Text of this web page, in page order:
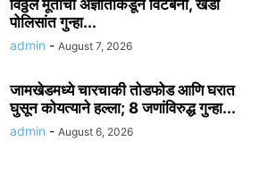
विठ्ठल मूर्तीची अज्ञातांकडून विटंबना, खर्डा
पोलिसांत गुन्हा...
admin - August 7, 2026
जामखेडमध्ये चारचाकी तोडफोड आणि घरात
घुसून कोयत्याने हल्ला; 8 जणांविरुद्ध गुन्हा...
admin - August 6, 2026